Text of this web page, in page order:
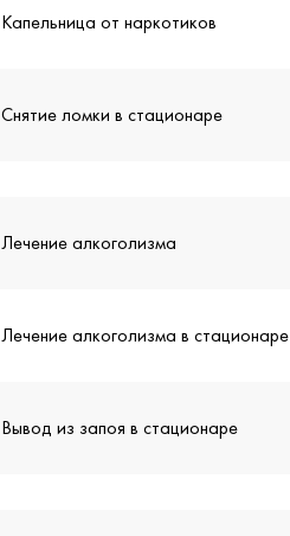
Капельница от наркотиков
Снятие ломки в стационаре
Лечение алкоголизма
Лечение алкоголизма в стационаре
Вывод из запоя в стационаре